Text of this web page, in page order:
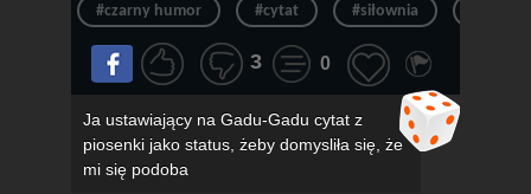
#czarny humor #cytat #siłownia
3 0
Ja ustawiający na Gadu-Gadu cytat z
piosenki jako status, żeby domysliła się, że
mi się podoba